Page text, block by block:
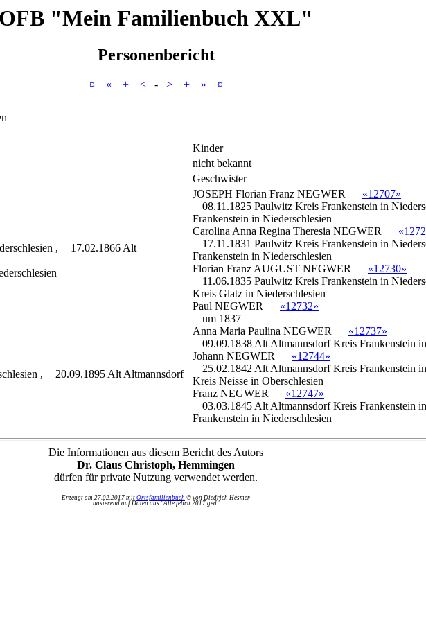
OFB "Mein Familienbuch XXL"
Personenbericht
¤ « + < - > + » ¤
Kinder
nicht bekannt
Geschwister
,
17.02.1866 Alt
JOSEPH Florian Franz NEGWER
«12707»
08.11.1825 Paulwitz Kreis Frankenstein in
Frankenstein in Niederschlesien
Carolina Anna Regina Theresia NEGWER
17.11.1831 Paulwitz Kreis Frankenstein in
Frankenstein in Niederschlesien
Florian Franz AUGUST NEGWER
«12730»
11.06.1835 Paulwitz Kreis Frankenstein in
Kreis Glatz in Niederschlesien
Paul NEGWER
«12732»
um 1837
Anna Maria Paulina NEGWER
«12737»
09.09.1838 Alt Altmannsdorf Kreis Frankenstein
Johann NEGWER
«12744»
25.02.1842 Alt Altmannsdorf Kreis Frankenstein
Kreis Neisse in Oberschlesien
Franz NEGWER
«12747»
03.03.1845 Alt Altmannsdorf Kreis Frankenstein
Frankenstein in Niederschlesien
,
20.09.1895 Alt Altmannsdorf
Die Informationen aus diesem Bericht des Autors
Dr. Claus Christoph, Hemmingen
dürfen für private Nutzung verwendet werden.
Erzeugt am 27.02.2017 mit Ortsfamilienbuch © von Diedrich Hesmer
basierend auf Daten aus "Alle febru 2017.ged"